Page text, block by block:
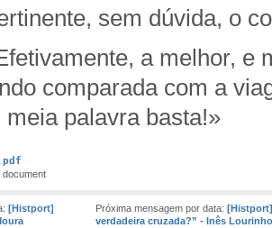
sem dúvida, o
a melhor, e
comparada com a
meia palavra basta!»
document
[Histport]
Próxima mensagem por data:
verdadeira cruzada?” - Inês